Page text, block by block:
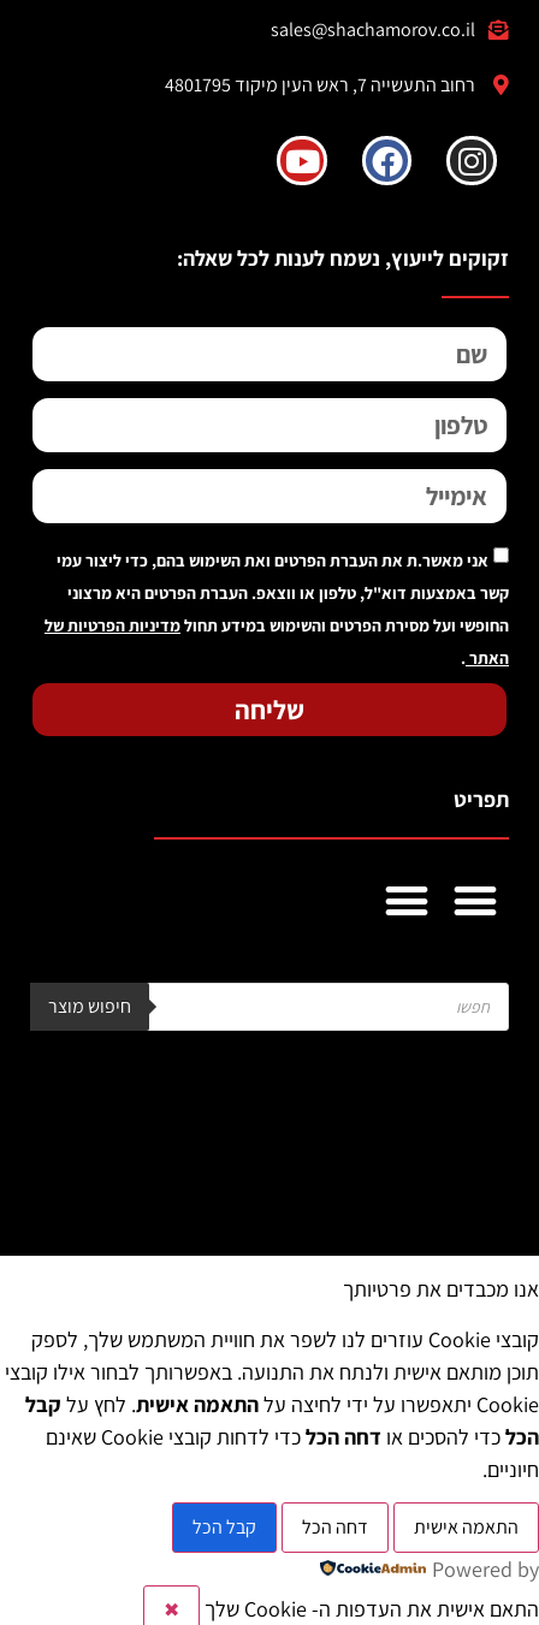
sales@shachamorov.co.il
רחוב התעשייה 7, ראש העין מיקוד 4801795
זקוקים לייעוץ, נשמח לענות לכל שאלה:
אני מאשר.ת את העברת הפרטים ואת השימוש בהם, כדי ליצור עמי
קשר באמצעות דוא"ל, טלפון או ווצאפ. העברת הפרטים היא מרצוני
החופשי ועל מסירת הפרטים והשימוש במידע תחולמדיניות הפרטיות של
האתר.
שליחה
תפריט
חיפוש מוצר
אנו מכבדים את פרטיותך
קובצי Cookie עוזרים לנו לשפר את חוויית המשתמש שלך, לספק
תוכן מותאם אישית ולנתח את התנועה. באפשרותך לבחור אילו קובצי
Cookie יתאפשרו על ידי לחיצה על
התאמה אישית. לחץ על קבל
הכלכדי להסכים או דחה הכל
כדי לדחות קובצי Cookie שאינם
חיוניים.
התאמה אישית דחה הכל קבל הכל
Powered by
התאם אישית את העדפות ה- Cookie שלך
✖